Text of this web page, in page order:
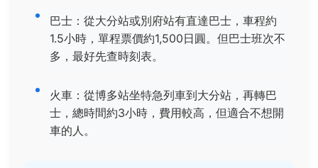
巴士：從大分站或別府站有直達巴士，車程約
1.5小時，單程票價約1,500日圓。但巴士班次不
多，最好先查時刻表。
火車：從博多站坐特急列車到大分站，再轉巴
士，總時間約3小時，費用較高，但適合不想開
車的人。